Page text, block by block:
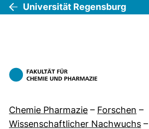
Direkt
Universität Regensburg
Chemie Pharmazie – Forschen –
Wissenschaftlicher Nachwuchs –